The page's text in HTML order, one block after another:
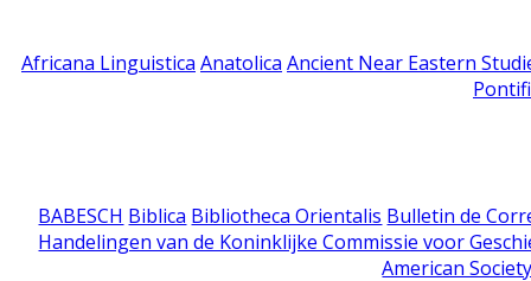
Africana Linguistica Anatolica Ancient Near Eastern
BABESCH Biblica Bibliotheca Orientalis Bulletin de
Handelingen van de Koninklijke Commissie voor
American